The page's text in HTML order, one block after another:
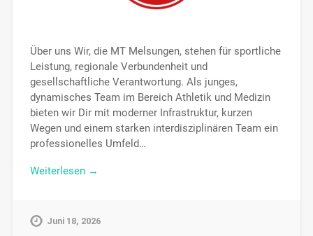
Über uns Wir, die MT Melsungen, stehen für sportliche
Leistung, regionale Verbundenheit und
gesellschaftliche Verantwortung. Als junges,
dynamisches Team im Bereich Athletik und Medizin
bieten wir Dir mit moderner Infrastruktur, kurzen
Wegen und einem starken interdisziplinären Team ein
professionelles Umfeld…
Weiterlesen →
Juni 18, 2026